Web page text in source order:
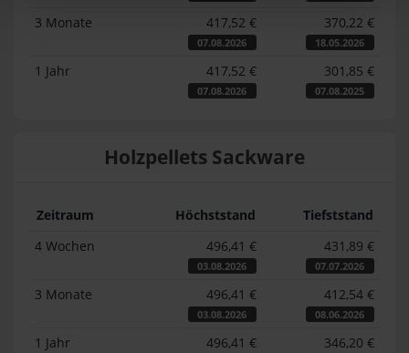
3 Monate 417,52 €
07.08.2026
370,22 €
18.05.2026
1 Jahr 417,52 €
07.08.2026
301,85 €
07.08.2025
Holzpellets Sackware
Zeitraum Höchststand
Tiefststand
4 Wochen
496,41 €
03.08.2026
431,89 €
07.07.2026
3 Monate 496,41 €
03.08.2026
412,54 €
08.06.2026
1 Jahr 496,41 € 346,20 €